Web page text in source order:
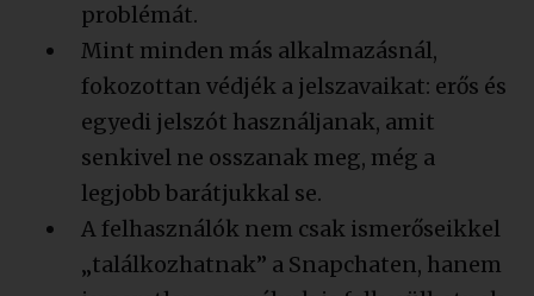
problémát.
Mint minden más alkalmazásnál,
fokozottan védjék a jelszavaikat: erős és
egyedi jelszót használjanak, amit
senkivel ne osszanak meg, még a
legjobb barátjukkal se.
A felhasználók nem csak ismerőseikkel
„találkozhatnak” a Snapchaten, hanem